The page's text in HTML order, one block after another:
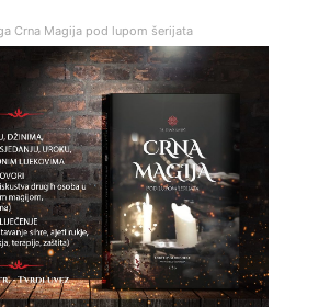
Crna Magija pod lupom šerijata